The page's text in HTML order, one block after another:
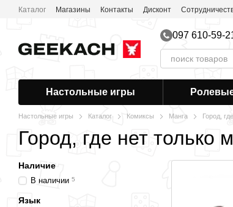
Перейти к основному контенту
Каталог Магазины Контакты Дисконт
097 610-59-
Настольные игры
Настольные игры Каталог Комиксы Манга Город,
Город, где нет только
Наличие
В наличии 5
Язык